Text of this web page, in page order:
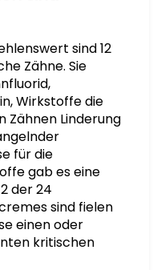
sind 12
Zähne. Sie
Wirkstoffe die
Zähnen Linderung
für die
gab es eine
der 24
sind fielen
einen oder
kritischen